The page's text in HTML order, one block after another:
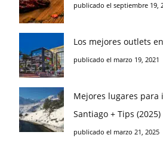
publicado el septiembre 19,
Los mejores outlets
publicado el marzo 19, 2021
Mejores lugares para
Santiago + Tips (2025)
publicado el marzo 21, 2025